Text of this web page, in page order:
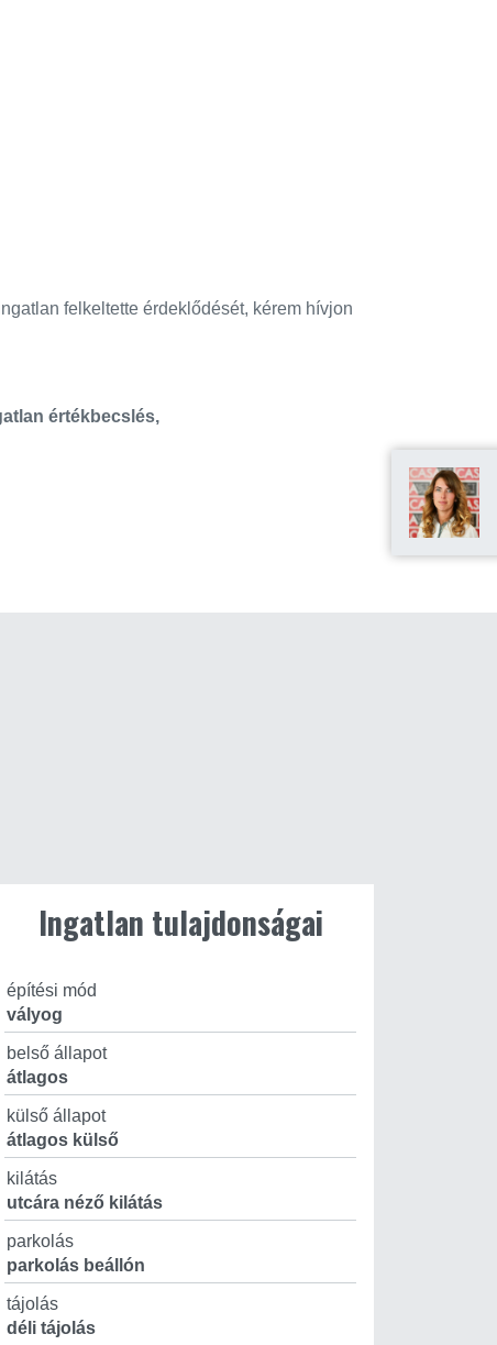
felkeltette érdeklődését, kérem hívjon
értékbecslés,
Ingatlan tulajdonságai
építési mód
vályog
belső állapot
átlagos
külső állapot
átlagos külső
kilátás
utcára néző kilátás
parkolás
parkolás beállón
tájolás
déli tájolás
Hitel